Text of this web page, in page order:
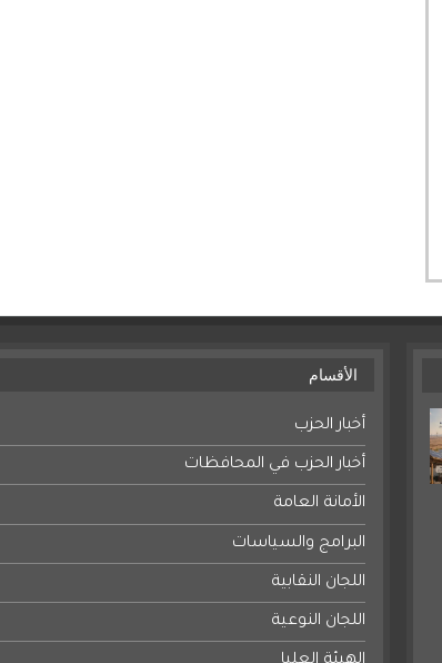
الأقسام
أخبار الحزب
أخبار الحزب في المحافظات
الأمانة العامة
البرامج والسياسات
اللجان النقابية
اللجان النوعية